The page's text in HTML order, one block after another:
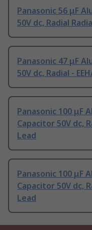
Panasonic 56 μF
50V dc, Radial
Panasonic 47 μF
50V dc, Radial -
Panasonic 100 μF
Capacitor 50V dc,
Lead
Panasonic 100 μF
Capacitor 50V dc,
Lead